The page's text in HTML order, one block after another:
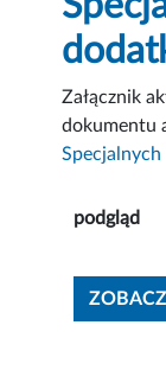
Załącznik
dokumentu
Specjalnych
podgląd
ZOBACZ